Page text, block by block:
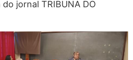
jornal TRIBUNA DO